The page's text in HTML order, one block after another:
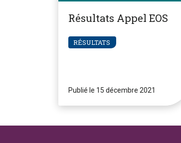
Résultats Appel EOS
RÉSULTATS
Publié le 15 décembre 2021